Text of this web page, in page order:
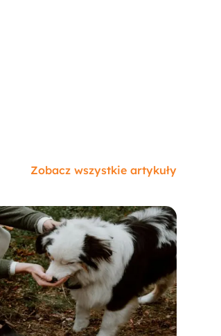
Zobacz wszystkie artykuły